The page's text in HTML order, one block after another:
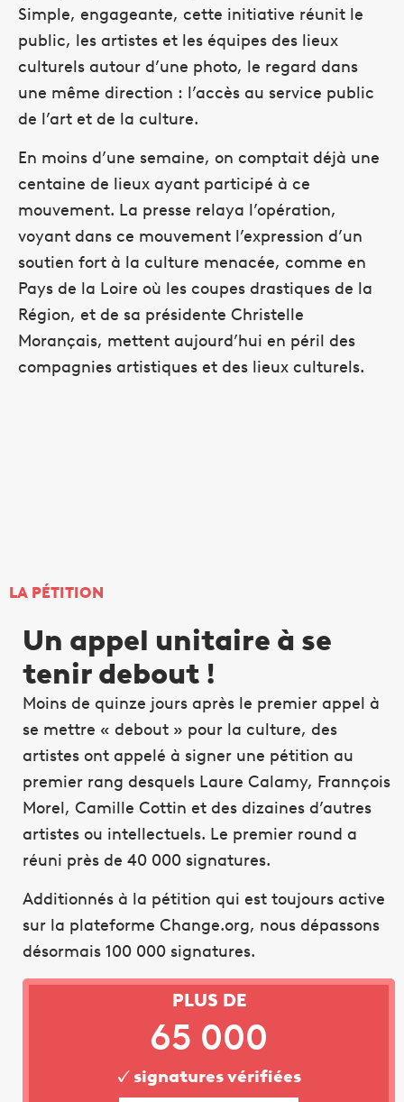
Simple, engageante, cette initiative réunit le
public, les artistes et les équipes des lieux
culturels autour d’une photo, le regard dans
une même direction : l’accès au service public
de l’art et de la culture.
En moins d’une semaine, on comptait déjà une
centaine de lieux ayant participé à ce
mouvement. La presse relaya l’opération,
voyant dans ce mouvement l’expression d’un
soutien fort à la culture menacée, comme en
Pays de la Loire où les coupes drastiques de la
Région, et de sa présidente Christelle
Morançais, mettent aujourd’hui en péril des
compagnies artistiques et des lieux culturels.
LA PÉTITION
Un appel unitaire à se
tenir debout !
Moins de quinze jours après le premier appel à
se mettre « debout » pour la culture, des
artistes ont appelé à signer une pétition au
premier rang desquels Laure Calamy, Frannçois
Morel, Camille Cottin et des dizaines d’autres
artistes ou intellectuels. Le premier round a
réuni près de 40 000 signatures.
Additionnés à la pétition qui est toujours active
sur la plateforme Change.org, nous dépassons
désormais 100 000 signatures.
PLUS DE
65 000
✓ signatures vérifiées